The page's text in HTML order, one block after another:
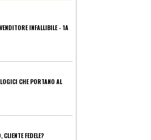
INFALLIBILE - 1A
CHE PORTANO AL
FEDELE?